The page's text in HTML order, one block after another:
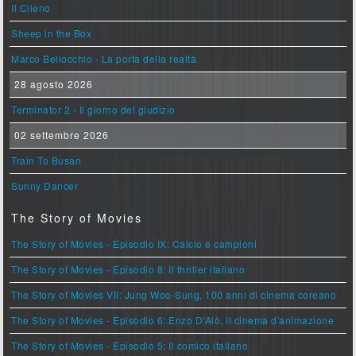
Il Cileno
Sheep in the Box
Marco Bellocchio - La porta della realtà
28 agosto 2026
Terminator 2 - Il giorno del giudizio
02 settembre 2026
Train To Busan
Sunny Dancer
The Story of Movies
The Story of Movies - Episodio IX: Calcio e campioni
The Story of Movies - Episodio 8: Il thriller italiano
The Story of Movies VII: Jung Woo-Sung, 100 anni di cinema coreano
The Story of Movies - Episodio 6: Enzo D'Alò, il cinema d'animazione
The Story of Movies - Episodio 5: Il comico italiano